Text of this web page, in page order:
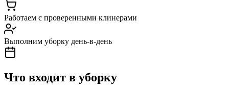
Работаем с проверенными клинерами
Выполним уборку день-в-день
Что входит в уборку